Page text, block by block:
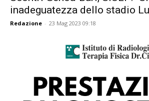
inadeguatezza dello stadio
Redazione - 23 Mag 2023 09:18